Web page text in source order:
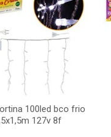
100led bco frio
127v 8f